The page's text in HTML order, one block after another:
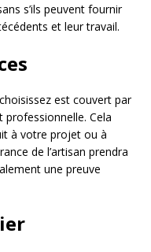
s’ils peuvent fournir
et leur travail.
est couvert par
professionnelle. Cela
à votre projet ou à
de l’artisan prendra
une preuve